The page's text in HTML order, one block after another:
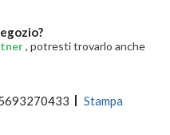
, potresti trovarlo anche
Stampa